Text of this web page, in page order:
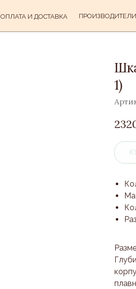
ОПЛАТА И ДОСТАВКА ПРОИЗВОДИТЕЛИ
1)